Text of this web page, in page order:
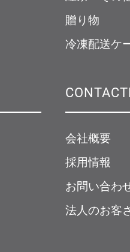
贈り物
冷凍配送ケ
会社概要
採用情報
お問い合わ
法人のお客